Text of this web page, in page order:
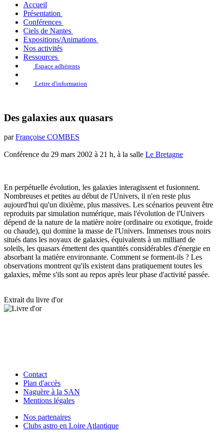
Accueil
Présentation
Conférences
Ciels de Nantes
Expositions/Animations
Nos activités
Ressources
Espace adhérents
Lettre d'information
Des galaxies aux quasars
parFrançoise COMBES
Conférence du 29 mars 2002 à 21 h, à la salle Le Bretagne
En perpétuelle évolution, les galaxies interagissent et fusionnent.
Nombreuses et petites au début de l'Univers, il n'en reste plus
aujourd'hui qu'un dixième, plus massives. Les scénarios peuvent être
reproduits par simulation numérique, mais l'évolution de l'Univers
dépend de la nature de la matière noire (ordinaire ou exotique, froide
ou chaude), qui domine la masse de l'Univers. Immenses trous noirs
situés dans les noyaux de galaxies, équivalents à un milliard de
soleils, les quasars émettent des quantités considérables d'énergie en
absorbant la matière environnante. Comment se forment-ils ? Les
observations montrent qu'ils existent dans pratiquement toutes les
galaxies, même s'ils sont au repos après leur phase d'activité passée.
Extrait du livre d'or
Contact
Plan d'accès
Naguère à la SAN
Mentions légales
Nos partenaires
Clubs astro en Loire Atlantique